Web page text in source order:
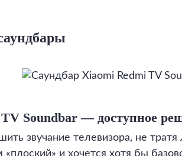
Soundbar — доступное
звучание телевизора, не
«плоский» и хочется хотя бы